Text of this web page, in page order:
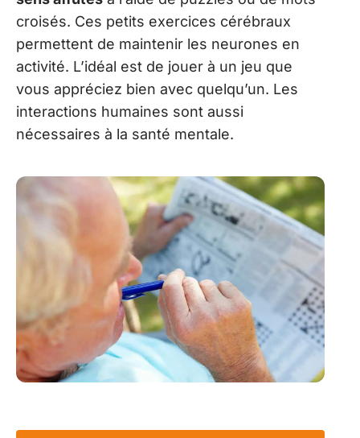
croisés. Ces petits exercices cérébraux
permettent de maintenir les neurones en
activité. L’idéal est de jouer à un jeu que
vous appréciez bien avec quelqu’un. Les
interactions humaines sont aussi
nécessaires à la santé mentale.